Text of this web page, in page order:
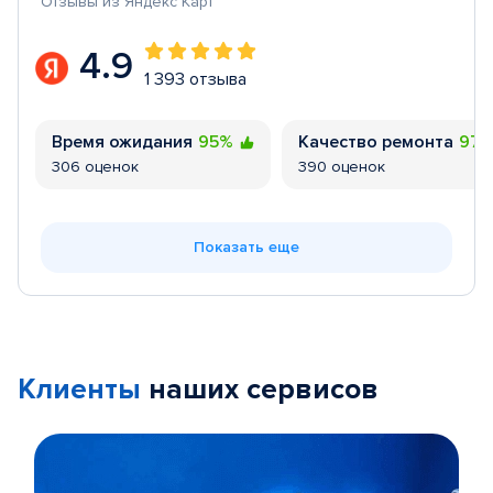
4.9 1 393 отзыва
Время ожидания 95%
306 оценок
Качество ремонта
390 оценок
Показать еще
Клиенты наших сервисов